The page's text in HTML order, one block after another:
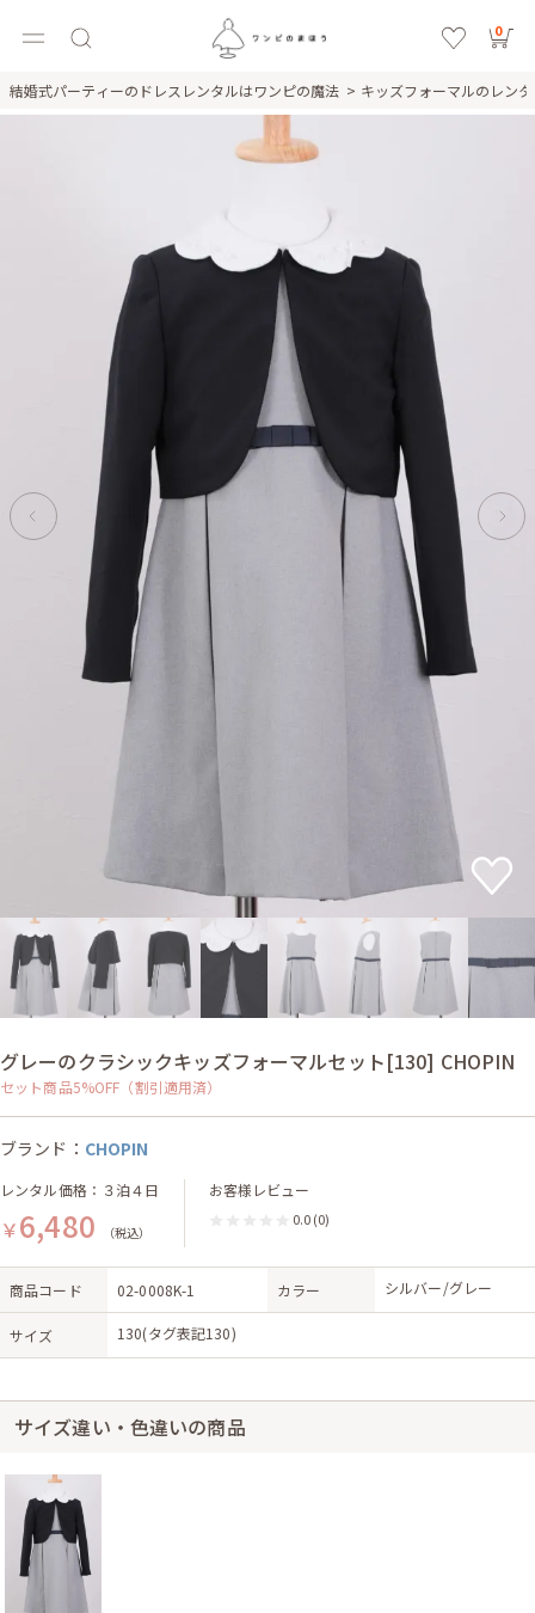
0
結婚式パーティーのドレスレンタルはワンピの魔法 キッズフォーマルのレン
グレーのクラシックキッズフォーマルセット[130] CHOPIN
セット商品5%OFF（割引適用済）
ブランド： CHOPIN
レンタル価格：３泊４日
￥6,480 （税込）
お客様レビュー
0.0 (0)
商品コード 02-0008K-1 カラー シルバー/グレー
サイズ 130(タグ表記130)
サイズ違い・色違いの商品